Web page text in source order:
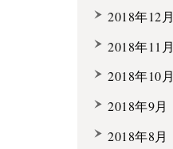
2018年12月
2018年11月
2018年10月
2018年9月
2018年8月